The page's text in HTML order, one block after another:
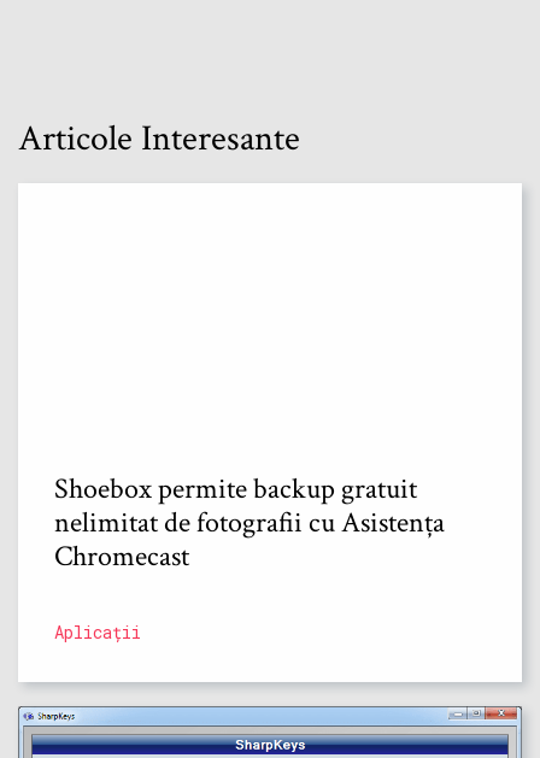
Articole Interesante
Shoebox permite backup gratuit
nelimitat de fotografii cu Asistența
Chromecast
Aplicații